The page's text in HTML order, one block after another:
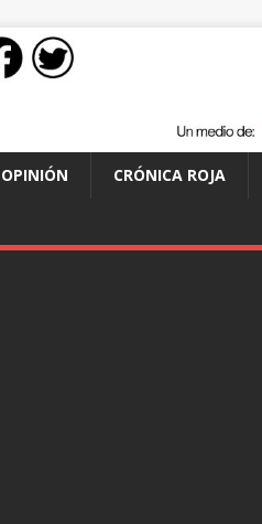
OPINIÓN CRÓNICA ROJA